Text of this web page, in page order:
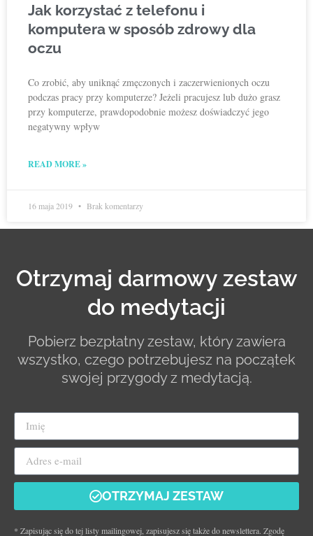
Jak korzystać z telefonu i
komputera w sposób zdrowy dla
oczu
Co zrobić, aby uniknąć zmęczonych i zaczerwienionych oczu
podczas pracy przy komputerze? Jeżeli pracujesz lub dużo grasz
przy komputerze, prawdopodobnie możesz doświadczyć jego
negatywny wpływ
READ MORE »
16 maja 2019 Brak komentarzy
Otrzymaj darmowy zestaw
do medytacji
Pobierz bezpłatny zestaw, który zawiera
wszystko, czego potrzebujesz na początek
swojej przygody z medytacją.
OTRZYMAJ ZESTAW
* Zapisując się do tej listy mailingowej, zapisujesz się także do newslettera. Zgodę